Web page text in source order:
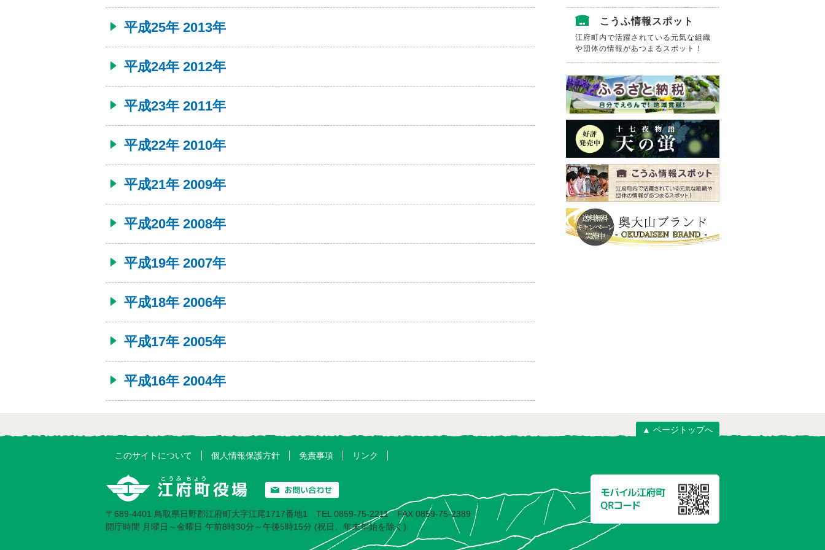
平成25年 2013年
平成24年 2012年
平成23年 2011年
平成22年 2010年
平成21年 2009年
平成20年 2008年
平成19年 2007年
平成18年 2006年
平成17年 2005年
平成16年 2004年
こうふ情報スポット
江府町内で活躍されている元気な組織
や団体の情報があつまるスポット！
▲ ページトップへ
このサイトについて 個人情報保護方針 免責事項 リンク
〒689-4401 鳥取県日野郡江府町大字江尾1717番地1 TEL 0859-75-2211 FAX 0859-75-2389
開庁時間 月曜日～金曜日 午前8時30分～午後5時15分 (祝日、年末年始を除く)